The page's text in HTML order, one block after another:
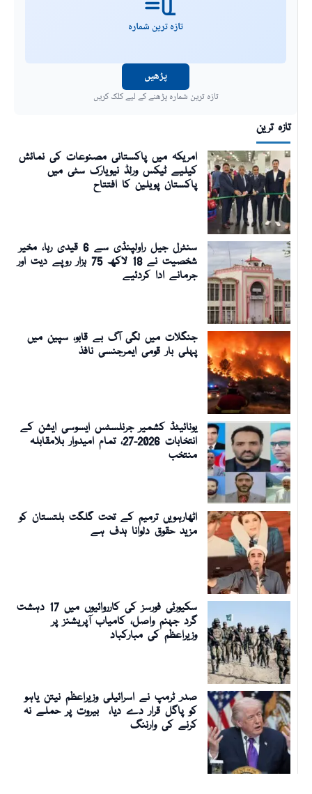
تازہ ترین شمارہ
پڑھیں
تازہ ترین شمارہ پڑھنے کے لیے کلک کریں
تازہ ترین
امریکہ میں پاکستانی مصنوعات کی نمائش
کیلیے ٹیکس ورلڈ نیویارک سٹی میں
پاکستان پویلین کا افتتاح
سنٹرل جیل راولپنڈی سے 6 قیدی رہا، مخیر
شخصیت نے 18 لاکھ 75 ہزار روپے دیت اور
جرمانے ادا کردئیے
جنگلات میں لگی آگ بے قابو، سپین میں
پہلی بار قومی ایمرجنسی نافذ
یونائیٹڈ کشمیر جرنلسٹس ایسوسی ایشن کے
انتخابات 2026-27، تمام امیدوار بلامقابلہ
منتخب
اٹھارہویں ترمیم کے تحت گلگت بلتستان کو
مزید حقوق دلوانا ہدف ہے
سکیورٹی فورسز کی کارروائیوں میں 17 دہشت
گرد جہنم واصل، کامیاب آپریشنز پر
وزیراعظم کی مبارکباد
صدر ٹرمپ نے اسرائیلی وزیراعظم نیتن یاہو
کو پاگل قرار دے دیا، بیروت پر حملے نہ
کرنے کی وارننگ